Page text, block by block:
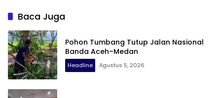
Terlibat Balap Liar
Baca Juga
Pohon Tumbang Tutup Jalan Nasional
Banda Aceh–Medan
Headline Agustus 5, 2026